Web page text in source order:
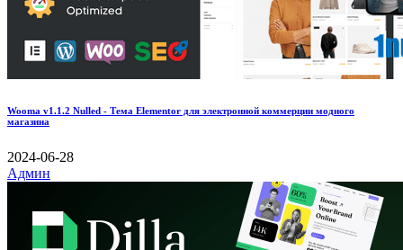
Wooma v1.1.2 Nulled - Тема Elementor для электронной коммерции модного
магазина
2024-06-28
Админ